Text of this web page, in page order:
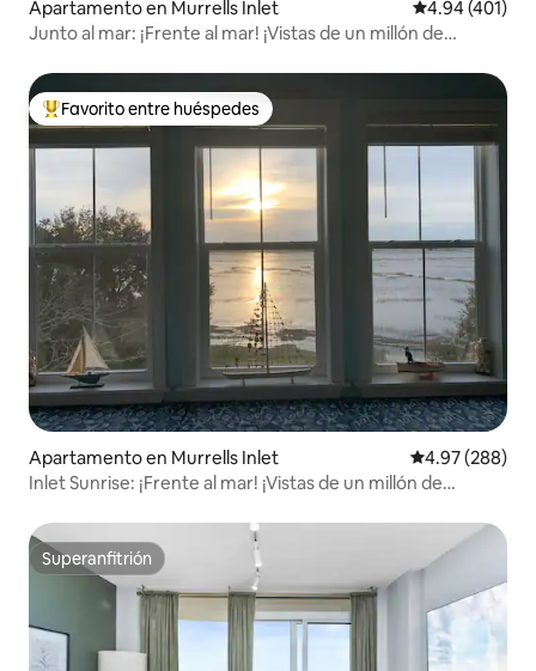
Apartamento en Murrells Inlet Calificación
4.94 (401)
Junto al mar: ¡Frente al mar! ¡Vistas de un millón de
Favorito entre huéspedes preferido
Favorito entre huéspedes
Apartamento en Murrells Inlet Calificación
4.97 (288)
Inlet Sunrise: ¡Frente al mar! ¡Vistas de un millón de
Superanfitrión
Superanfitrión